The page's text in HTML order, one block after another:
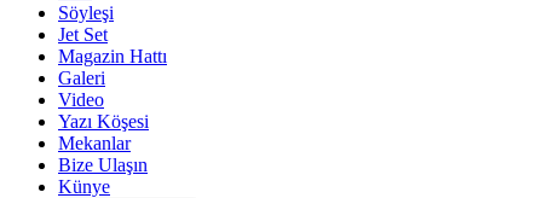
Söyleşi
Jet Set
Magazin Hattı
Galeri
Video
Yazı Köşesi
Mekanlar
Bize Ulaşın
Künye